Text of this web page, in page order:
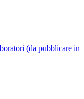
(da pubblicare in